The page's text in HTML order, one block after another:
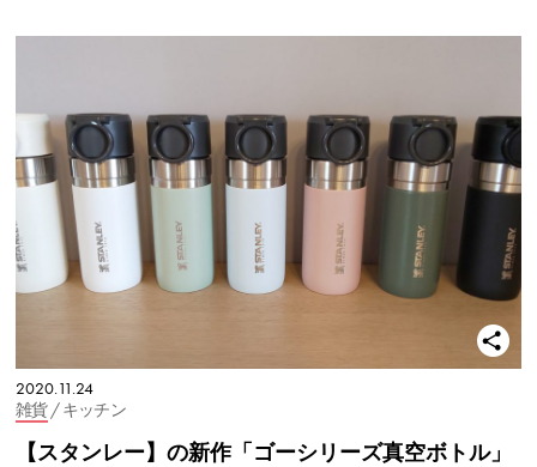
2020.11.24
雑貨/ キッチン
【スタンレー】の新作「ゴーシリーズ真空ボトル」